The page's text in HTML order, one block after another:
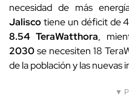
necesidad de más
Jaliscotiene un déficit de
8.54 TeraWatthora,
2030se necesiten 18
de la población y las nuevas
▼